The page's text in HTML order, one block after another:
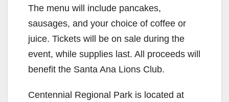
The menu will include pancakes,
sausages, and your choice of coffee or
juice. Tickets will be on sale during the
event, while supplies last. All proceeds will
benefit the Santa Ana Lions Club.
Centennial Regional Park is located at